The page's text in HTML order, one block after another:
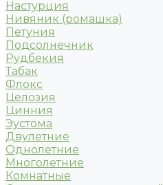
Настурция
Нивяник (ромашка)
Петуния
Подсолнечник
Рудбекия
Табак
Флокс
Целозия
Цинния
Эустома
Двулетние
Однолетние
Многолетние
Комнатные